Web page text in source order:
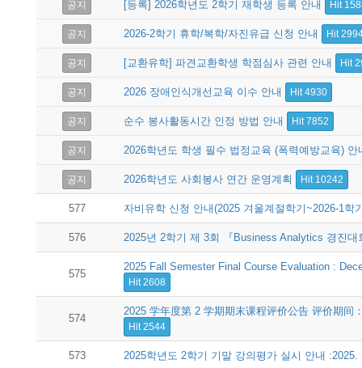
공지 [등록] 2026학년도 2학기 재학생 등록 안내 Hit
공지 2026-2학기 휴학/복학/자진유급 신청 안내 Hit
공지 [교환유학] 파견교환학생 학점심사 관련 안내 Hit
공지 2026 장애인식개선교육 이수 안내 Hit 4930
공지 순수 봉사활동시간 인정 방법 안내 Hit 7852
공지 2026학년도 학생 필수 법정교육 (폭력예방교육)
공지 2026학년도 사회봉사 연간 운영계획 Hit 10242
577 자비유학 신청 안내(2025 겨울계절학기~2026-1학
576 2025년 2학기 제 3회 『Business Analytics 경진
575
2025 Fall Semester Final Course Evaluation :
Hit 2608
574
2025 学年度第 2 学期期末课程评价公告 评价期间
Hit 2544
573 2025학년도 2학기 기말 강의평가 실시 안내